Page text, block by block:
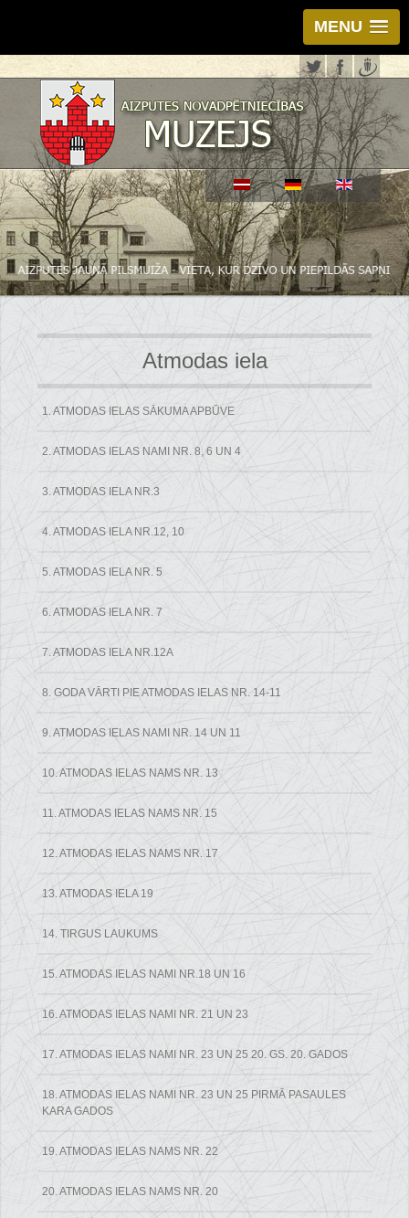
MENU
Atmodas iela
1. ATMODAS IELAS SĀKUMA APBŪVE
2. ATMODAS IELAS NAMI NR. 8, 6 UN 4
3. ATMODAS IELA NR.3
4. ATMODAS IELA NR.12, 10
5. ATMODAS IELA NR. 5
6. ATMODAS IELA NR. 7
7. ATMODAS IELA NR.12A
8. GODA VĀRTI PIE ATMODAS IELAS NR. 14-11
9. ATMODAS IELAS NAMI NR. 14 UN 11
10. ATMODAS IELAS NAMS NR. 13
11. ATMODAS IELAS NAMS NR. 15
12. ATMODAS IELAS NAMS NR. 17
13. ATMODAS IELA 19
14. TIRGUS LAUKUMS
15. ATMODAS IELAS NAMI NR.18 UN 16
16. ATMODAS IELAS NAMI NR. 21 UN 23
17. ATMODAS IELAS NAMI NR. 23 UN 25 20. GS. 20. GADOS
18. ATMODAS IELAS NAMI NR. 23 UN 25 PIRMĀ PASAULES
KARA GADOS
19. ATMODAS IELAS NAMS NR. 22
20. ATMODAS IELAS NAMS NR. 20